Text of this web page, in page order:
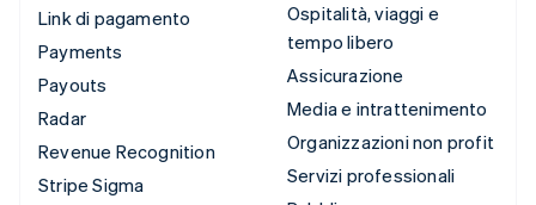
Link di pagamento
Payments
Payouts
Radar
Revenue Recognition
Stripe Sigma
Ospitalità, viaggi e
tempo libero
Assicurazione
Media e intrattenimento
Organizzazioni non profit
Servizi professionali